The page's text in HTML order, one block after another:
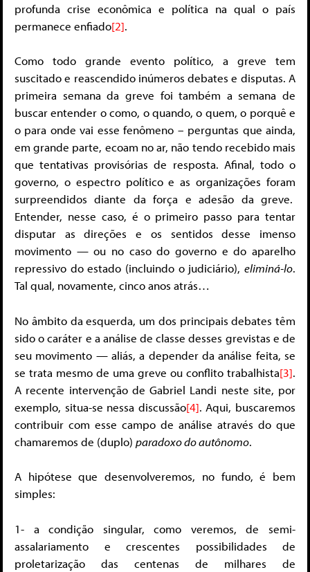
profunda crise econômica e política na qual o país
permanece enfiado[2].
Como todo grande evento político, a greve tem
suscitado e reascendido inúmeros debates e disputas. A
primeira semana da greve foi também a semana de
buscar entender o como, o quando, o quem, o porquê e
o para onde vai esse fenômeno – perguntas que ainda,
em grande parte, ecoam no ar, não tendo recebido mais
que tentativas provisórias de resposta. Afinal, todo o
governo, o espectro político e as organizações foram
surpreendidos diante da força e adesão da greve.
Entender, nesse caso, é o primeiro passo para tentar
disputar as direções e os sentidos desse imenso
movimento — ou no caso do governo e do aparelho
repressivo do estado (incluindo o judiciário), eliminá-lo.
Tal qual, novamente, cinco anos atrás…
No âmbito da esquerda, um dos principais debates têm
sido o caráter e a análise de classe desses grevistas e de
seu movimento — aliás, a depender da análise feita, se
se trata mesmo de uma greve ou conflito trabalhista[3].
A recente intervenção de Gabriel Landi neste site, por
exemplo, situa-se nessa discussão[4]. Aqui, buscaremos
contribuir com esse campo de análise através do que
chamaremos de (duplo) paradoxo do autônomo.
A hipótese que desenvolveremos, no fundo, é bem
simples:
1- a condição singular, como veremos, de semi-
assalariamento e crescentes possibilidades de
proletarização das centenas de milhares de